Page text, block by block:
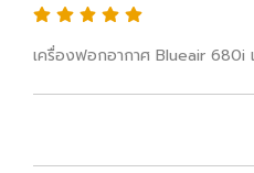
เครื่องฟอกอากาศ Blueair